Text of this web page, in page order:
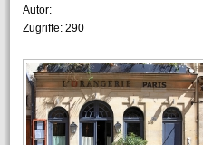
Autor:
Zugriffe: 290